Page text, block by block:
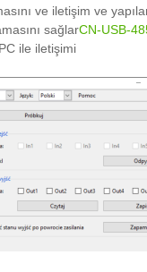
ve iletişim ve
sağlarCN-USB-
ile iletişimi